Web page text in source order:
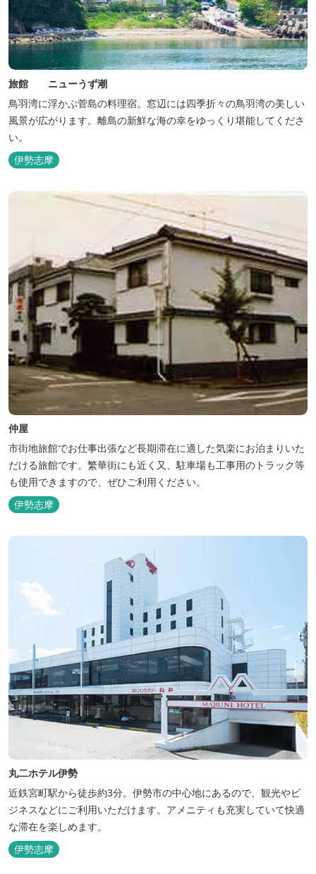
旅館 ニューうず潮
鳥羽湾に浮かぶ菅島の料理宿。窓辺には四季折々の鳥羽湾の美しい
風景が広がります。離島の新鮮な海の幸をゆっくり堪能してくださ
い。
伊勢志摩
仲屋
市街地旅館でお仕事出張など長期滞在に適した気楽にお泊まりいた
だける旅館です。繁華街にも近く又、駐車場も工事用のトラック等
も使用できますので、ぜひご利用ください。
伊勢志摩
丸二ホテル伊勢
近鉄宮町駅から徒歩約3分。伊勢市の中心地にあるので、観光やビ
ジネスなどにご利用いただけます。アメニティも充実していて快適
な滞在を楽しめます。
伊勢志摩